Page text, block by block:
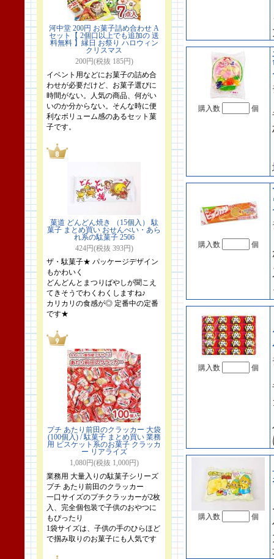
河中堂 200円 お菓子詰め合わせ A
セット【 2個口以上でも追加の 送
料無料 】縁日 お祭り ハロウィン
クリスマス
200円(税抜 185円)
イベント用などにお菓子の詰め合
わせが必要だけど、お菓子選びに
時間がない。人気の商品、何がい
いのか分からない。そんな時に便
利なボリューム感のあるセット菓
子です。
菓道 どんどん焼き （15個入） 駄
菓子 まとめ買い おせんべい・あら
れ系の駄菓子 2506
424円(税抜 393円)
ザ・駄菓子★ パッケージデザイン
もかわいく
どんどんとまつりばやしが聞こえ
てきそうでわくわくしますね♪
カリカリの食感が◎ 定番中の定番
です★
プチ あたり前田のクラッカー 大袋
(100個入) / 駄菓子 まとめ買い 業務
用 ビスケット系のお菓子 クラッカ
ー リアライズ
1,080円(税抜 1,000円)
業務用 大量入りの駄菓子シリーズ
プチ あたり前田のクラッカー
一口サイズのプチクラッカーが2枚
入、完全個包装で子供のおやつに
もぴったり
1袋サイズは、子供の手のひらほど
で掴み取りのお菓子にも人気です
購入数 個
購入数 個
購入数 個
購入数 個